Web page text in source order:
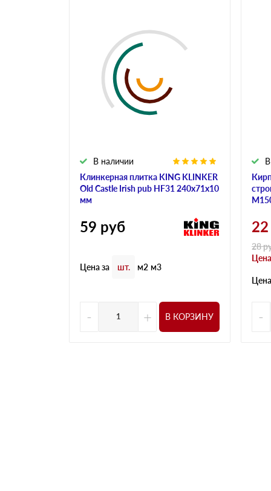
Клинкерная плитка KING KLINKER
Old Castle Irish pub HF31 240х71х10
мм
В наличии
59 руб
Цена за шт. м2 м3
- + В КОРЗИНУ
22
28
-